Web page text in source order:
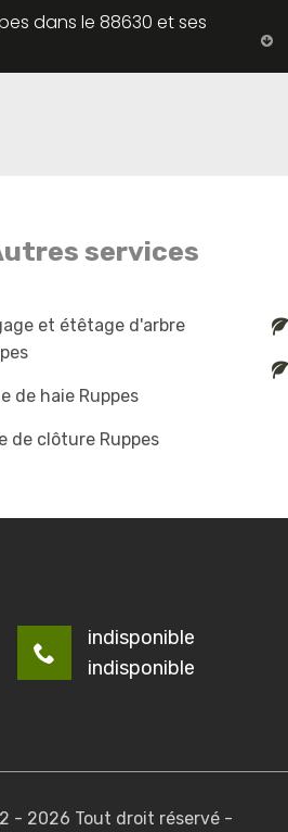
dans le 88630 et ses
services
et étêtage d'arbre
de haie Ruppes
de clôture Ruppes
indisponible
indisponible
- 2026 Tout droit réservé -